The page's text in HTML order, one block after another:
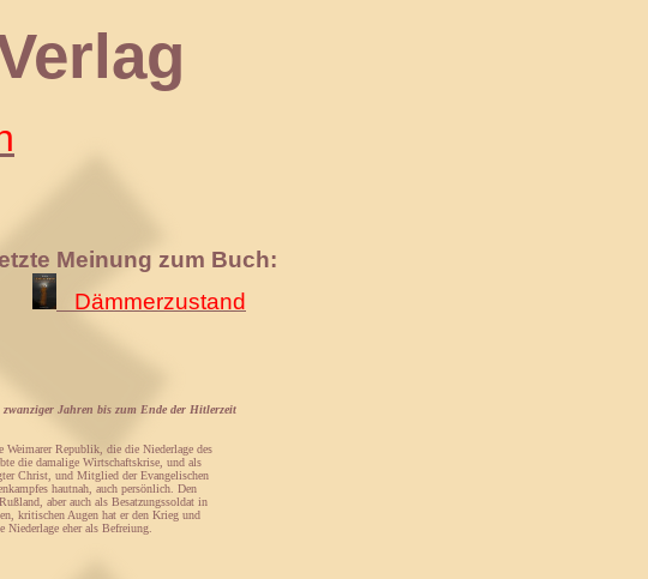
Meinung zum Buch:
Dämmerzustand
zwanziger Jahren bis zum Ende der Hitlerzeit
Weimarer Republik, die die Niederlage des
die damalige Wirtschaftskrise, und als
Christ, und Mitglied der Evangelischen
hautnah, auch persönlich. Den
aber auch als Besatzungssoldat in
kritischen Augen hat er den Krieg und
Niederlage eher als Befreiung.